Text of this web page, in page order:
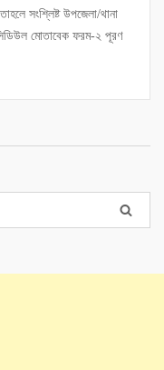
সংশ্লিষ্ট উপজেলা/থানা
মোতাবেক ফরম-২ পূরণ